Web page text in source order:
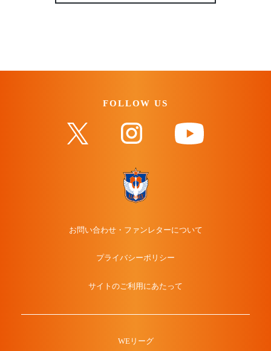
FOLLOW US
お問い合わせ・ファンレターについて
プライバシーポリシー
サイトのご利用にあたって
WEリーグ